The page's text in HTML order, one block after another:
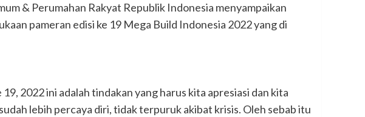
& Perumahan Rakyat Republik Indonesia menyampaikan
pameran edisi ke 19 Mega Build Indonesia 2022 yang di
2022 ini adalah tindakan yang harus kita apresiasi dan kita
lebih percaya diri, tidak terpuruk akibat krisis. Oleh sebab itu